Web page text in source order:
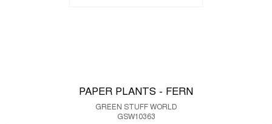
PAPER PLANTS - FERN
GREEN STUFF WORLD
GSW10363